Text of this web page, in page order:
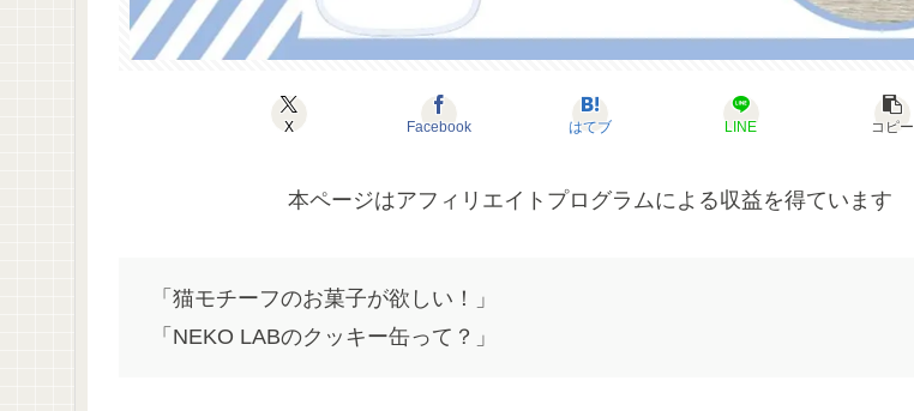
X Facebook はてブ LINE コピー
本ページはアフィリエイトプログラムによる収益を得ています
「猫モチーフのお菓子が欲しい！」
「NEKO LABのクッキー缶って？」